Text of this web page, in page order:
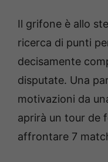
Il grifone è allo
ricerca di punti
decisamente
disputate. Una
motivazioni da
aprirà un tour de
affrontare 7